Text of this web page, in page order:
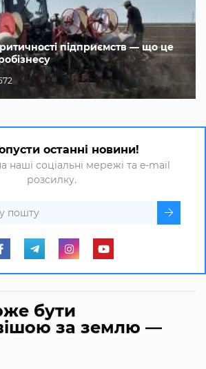
підприємств — що це
останні новини!
наші соціальні мережі та e-mail
розсилку.
бути
за землю —